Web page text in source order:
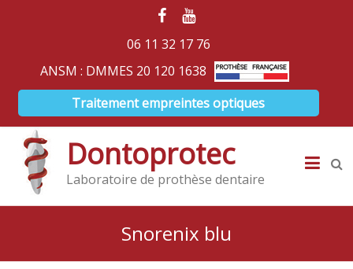
06 11 32 17 76
ANSM : DMMES 20 120 1638
Traitement empreintes optiques
Dontoprotec
Laboratoire de prothèse dentaire
Snorenix blu